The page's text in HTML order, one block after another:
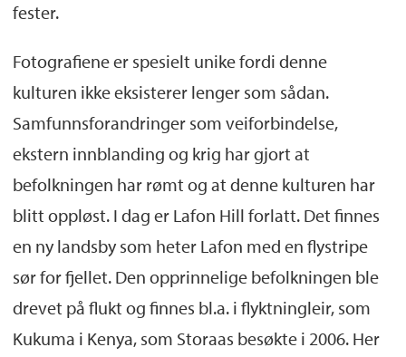
fester.
Fotografiene er spesielt unike fordi denne
kulturen ikke eksisterer lenger som sådan.
Samfunnsforandringer som veiforbindelse,
ekstern innblanding og krig har gjort at
befolkningen har rømt og at denne kulturen har
blitt oppløst. I dag er Lafon Hill forlatt. Det finnes
en ny landsby som heter Lafon med en flystripe
sør for fjellet. Den opprinnelige befolkningen ble
drevet på flukt og finnes bl.a. i flyktningleir, som
Kukuma i Kenya, som Storaas besøkte i 2006. Her